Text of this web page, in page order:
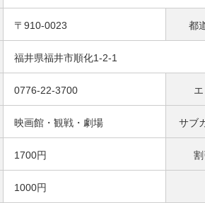
〒910-0023 都
福井県福井市順化1-2-1
0776-22-3700
映画館・観戦・劇場 サブ
1700円
1000円